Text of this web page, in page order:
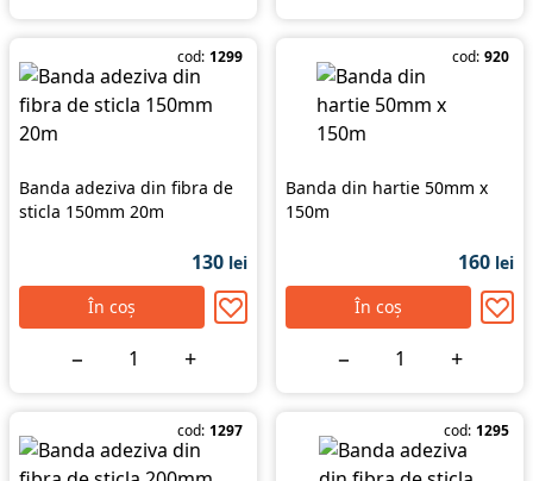
cod: 1299
Banda adeziva din fibra de
sticla 150mm 20m
130 lei
În coș
− +
cod: 920
Banda din hartie 50mm x
150m
160 lei
În coș
− +
cod: 1297 cod: 1295